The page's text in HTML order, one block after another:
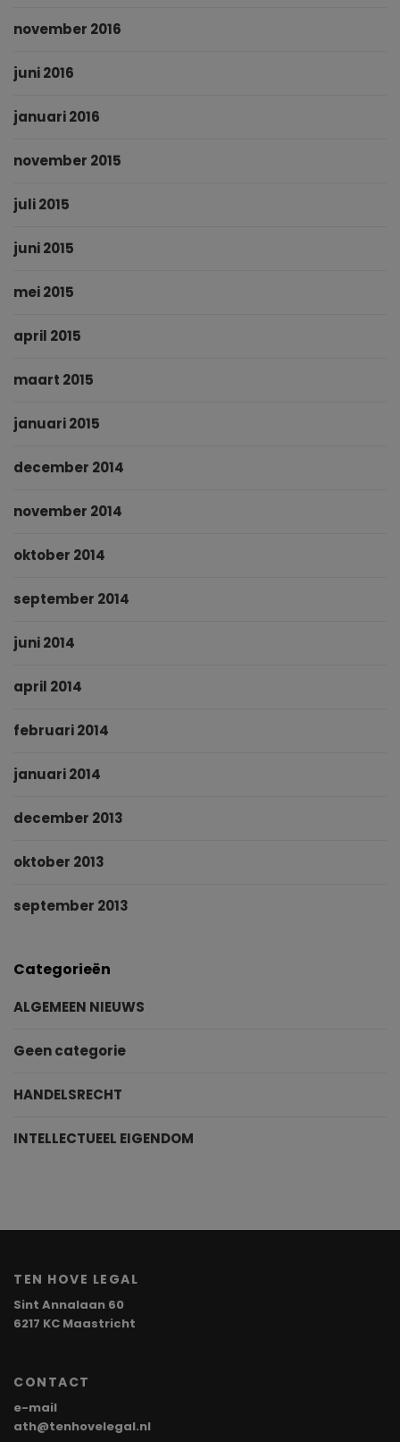
november 2016
juni 2016
januari 2016
november 2015
juli 2015
juni 2015
mei 2015
april 2015
maart 2015
januari 2015
december 2014
november 2014
oktober 2014
september 2014
juni 2014
april 2014
februari 2014
januari 2014
december 2013
oktober 2013
september 2013
Categorieën
ALGEMEEN NIEUWS
Geen categorie
HANDELSRECHT
INTELLECTUEEL EIGENDOM
TEN HOVE LEGAL
Sint Annalaan 60
6217 KC Maastricht
CONTACT
e-mail
ath@tenhovelegal.nl